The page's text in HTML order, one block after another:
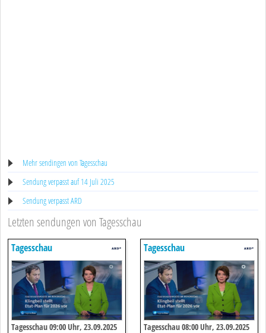
Mehr sendingen von Tagesschau
Sendung verpasst auf 14 Juli 2025
Sendung verpasst ARD
Letzten sendungen von Tagesschau
Tagesschau
Tagesschau 09:00 Uhr, 23.09.2025
Tagesschau
Tagesschau 08:00 Uhr, 23.09.2025